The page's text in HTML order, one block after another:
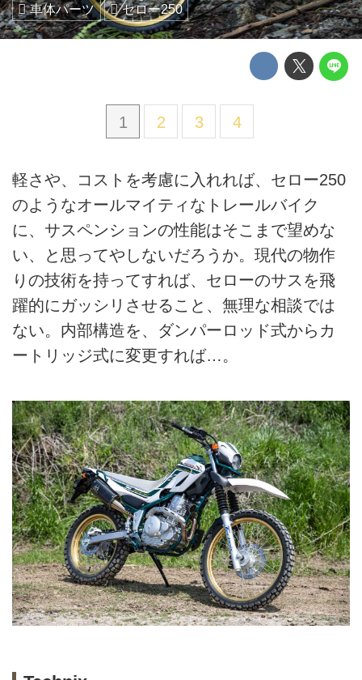
車体パーツ セロー250
1 2 3 4
軽さや、コストを考慮に入れれば、セロー250
のようなオールマイティなトレールバイク
に、サスペンションの性能はそこまで望めな
い、と思ってやしないだろうか。現代の物作
りの技術を持ってすれば、セローのサスを飛
躍的にガッシリさせること、無理な相談では
ない。内部構造を、ダンパーロッド式からカ
ートリッジ式に変更すれば…。